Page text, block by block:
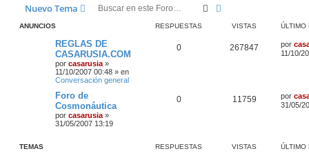
Nuevo Tema Buscar
ANUNCIOS RESPUESTAS VISTAS ÚLTIMO
REGLAS DE
CASARUSIA.COM
por casarusia »
11/10/2007 00:48 » en
Conversación general
0 267847 por
11/10/
Foro de
Cosmonáutica
por casarusia »
31/05/2007 13:19
0 11759 por
31/05/
TEMAS RESPUESTAS VISTAS ÚLTIMO